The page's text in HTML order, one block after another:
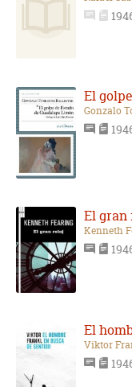
El
Gonzalo
El gran
Kenneth
El
Viktor